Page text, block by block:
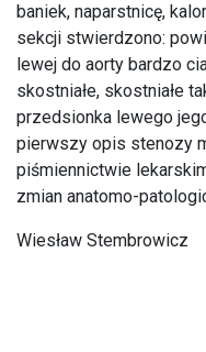
baniek, naparstnicę,
sekcji stwierdzono:
lewej do aorty bardzo
skostniałe, skostniałe
przedsionka lewego
pierwszy opis stenozy
piśmiennictwie
zmian anatomo-
Wiesław Stembrowicz